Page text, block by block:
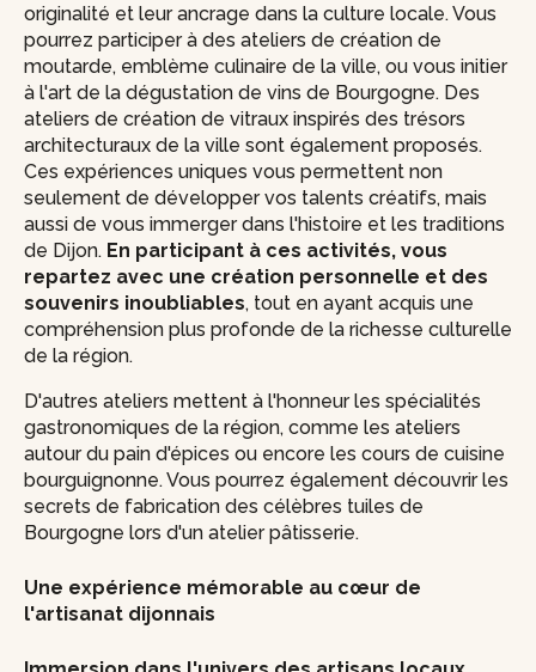
originalité et leur ancrage dans la culture locale. Vous
pourrez participer à des ateliers de création de
moutarde, emblème culinaire de la ville, ou vous initier
à l'art de la dégustation de vins de Bourgogne. Des
ateliers de création de vitraux inspirés des trésors
architecturaux de la ville sont également proposés.
Ces expériences uniques vous permettent non
seulement de développer vos talents créatifs, mais
aussi de vous immerger dans l'histoire et les traditions
de Dijon. En participant à ces activités, vous
repartez avec une création personnelle et des
souvenirs inoubliables, tout en ayant acquis une
compréhension plus profonde de la richesse culturelle
de la région.
D'autres ateliers mettent à l'honneur les spécialités
gastronomiques de la région, comme les ateliers
autour du pain d'épices ou encore les cours de cuisine
bourguignonne. Vous pourrez également découvrir les
secrets de fabrication des célèbres tuiles de
Bourgogne lors d'un atelier pâtisserie.
Une expérience mémorable au cœur de
l'artisanat dijonnais